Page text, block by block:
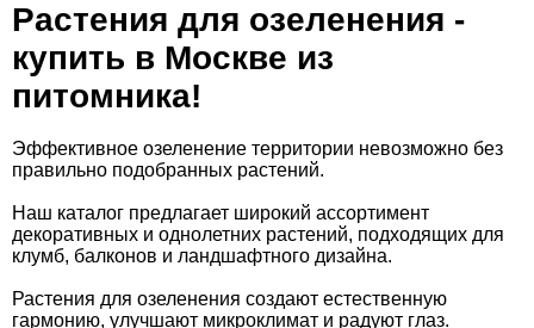
Растения для озеленения -
купить в Москве из
питомника!
Эффективное озеленение территории невозможно без
правильно подобранных растений.
Наш каталог предлагает широкий ассортимент
декоративных и однолетних растений, подходящих для
клумб, балконов и ландшафтного дизайна.
Растения для озеленения создают естественную
гармонию, улучшают микроклимат и радуют глаз.